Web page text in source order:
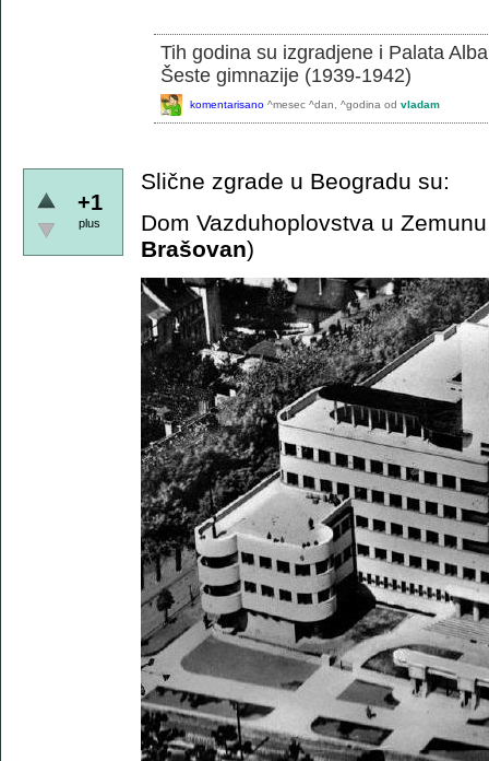
Tih godina su izgradjene i Palata
Šeste gimnazije (1939-1942)
komentarisano ^mesec ^dan, ^godina od vladam
+1
plus
Slične zgrade u Beogradu su:
Dom Vazduhoplovstva u
Brašovan)